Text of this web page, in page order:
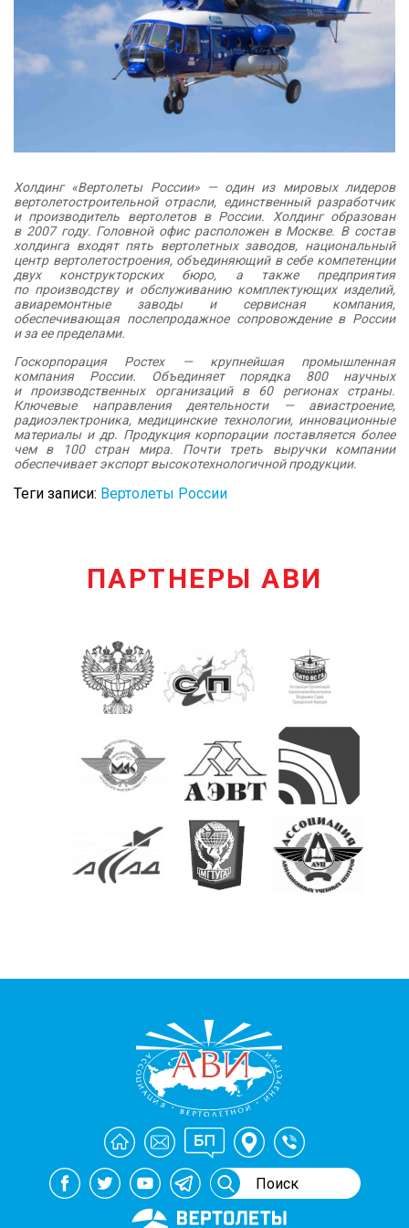
Холдинг «Вертолеты России» — один из мировых лидеров
вертолетостроительной отрасли, единственный разработчик
и производитель вертолетов в России. Холдинг образован
в 2007 году. Головной офис расположен в Москве. В состав
холдинга входят пять вертолетных заводов, национальный
центр вертолетостроения, объединяющий в себе компетенции
двух конструкторских бюро, а также предприятия
по производству и обслуживанию комплектующих изделий,
авиаремонтные заводы и сервисная компания,
обеспечивающая послепродажное сопровождение в России
и за ее пределами.
Госкорпорация Ростех — крупнейшая промышленная
компания России. Объединяет порядка 800 научных
и производственных организаций в 60 регионах страны.
Ключевые направления деятельности — авиастроение,
радиоэлектроника, медицинские технологии, инновационные
материалы и др. Продукция корпорации поставляется более
чем в 100 стран мира. Почти треть выручки компании
обеспечивает экспорт высокотехнологичной продукции.
Теги записи: Вертолеты России
ПАРТНЕРЫ АВИ